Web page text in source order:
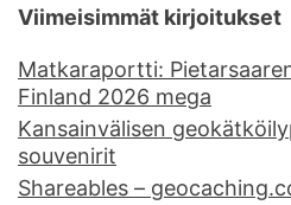
Viimeisimmät kirjoitukset
Matkaraportti:
Finland 2026 mega
Kansainvälisen
souvenirit
Shareables –